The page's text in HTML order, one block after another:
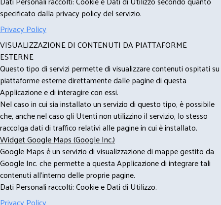
specificato dalla privacy policy del servizio.
Privacy Policy
VISUALIZZAZIONE DI CONTENUTI DA PIATTAFORME
ESTERNE
Questo tipo di servizi permette di visualizzare contenuti ospitati su
piattaforme esterne direttamente dalle pagine di questa
Applicazione e di interagire con essi.
Nel caso in cui sia installato un servizio di questo tipo, è possibile
che, anche nel caso gli Utenti non utilizzino il servizio, lo stesso
raccolga dati di traffico relativi alle pagine in cui è installato.
Widget Google Maps (Google Inc.)
Google Maps è un servizio di visualizzazione di mappe gestito da
Google Inc. che permette a questa Applicazione di integrare tali
contenuti all'interno delle proprie pagine.
Dati Personali raccolti: Cookie e Dati di Utilizzo.